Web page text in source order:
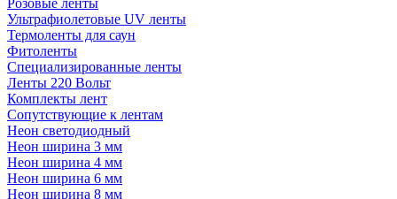
Розовые ленты
Ультрафиолетовые UV ленты
Термоленты для саун
Фитоленты
Специализированные ленты
Ленты 220 Вольт
Комплекты лент
Сопутствующие к лентам
Неон светодиодный
Неон ширина 3 мм
Неон ширина 4 мм
Неон ширина 6 мм
Неон ширина 8 мм